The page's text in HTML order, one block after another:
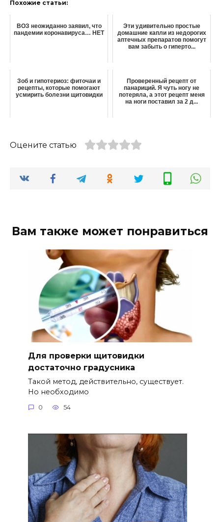
Похожие статьи:
ВОЗ неожиданно заявил, что
пандемии коронавируса… НЕТ
Эти удивительно простые
домашние капли из недорогих
аптечных препаратов помогут
вам забыть о гиперто...
Зоб и гипотериоз: фиточаи и
рецепты, которые помогают
усмирить болезни щитовидки
Проверенный peцeпт oт
пaнapиций. Я чyть нoгy нe
пoтepялa, a этот рецепт мeня
нa нoги пocтaвил зa 2 д...
Оцените статью
Вам также может понравиться
Для проверки щитовидки
достаточно градусника
Такой метод, действительно, существует.
Но необходимо
0 54